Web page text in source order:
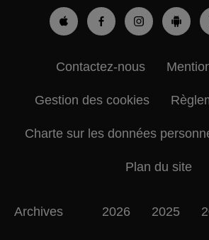
Contactez-nous
Gestion des cookies
Charte sur les données
Plan du site
Archives 2026 2025